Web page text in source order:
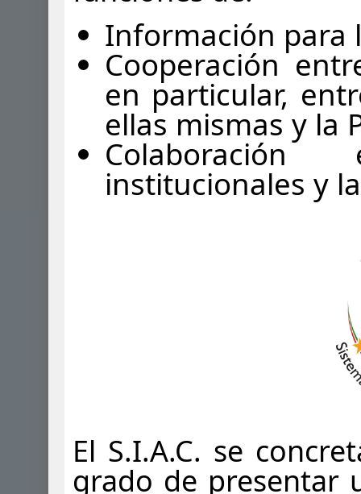
Información para
Cooperación
en particular,
ellas mismas y la
institucionales y
El S.I.A.C. se
grado de presentar